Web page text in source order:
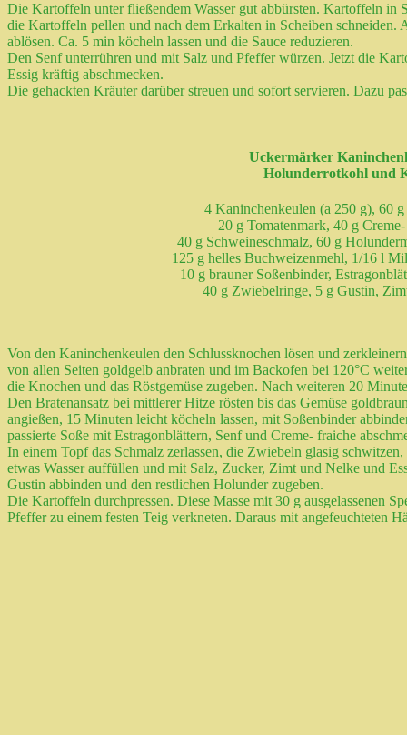
Die Kartoffeln unter fließendem Wasser gut abbürsten. Kartoffeln in
die Kartoffeln pellen und nach dem Erkalten in Scheiben
ablösen. Ca. 5 min köcheln lassen und die Sauce reduzieren.
Den Senf unterrühren und mit Salz und Pfeffer würzen. Jetzt die
Essig kräftig abschmecken.
Die gehackten Kräuter darüber streuen und sofort servieren. Dazu
Uckermärker
Holunderrotkohl und
4 Kaninchenkeulen (a 250 g), 60
20 g Tomatenmark, 40 g
40 g Schweineschmalz, 60 g
125 g helles Buchweizenmehl, 1/16 l
10 g brauner Soßenbinder,
40 g Zwiebelringe, 5 g Gustin,
Von den Kaninchenkeulen den Schlussknochen lösen und
von allen Seiten goldgelb anbraten und im Backofen bei 120°C
die Knochen und das Röstgemüse zugeben. Nach weiteren 20
Den Bratenansatz bei mittlerer Hitze rösten bis das Gemüse
angießen, 15 Minuten leicht köcheln lassen, mit Soßenbinder
passierte Soße mit Estragonblättern, Senf und Creme- fraiche
In einem Topf das Schmalz zerlassen, die Zwiebeln glasig
etwas Wasser auffüllen und mit Salz, Zucker, Zimt und Nelke und
Gustin abbinden und den restlichen Holunder zugeben.
Die Kartoffeln durchpressen. Diese Masse mit 30 g ausgelassenen
Pfeffer zu einem festen Teig verkneten. Daraus mit angefeuchteten